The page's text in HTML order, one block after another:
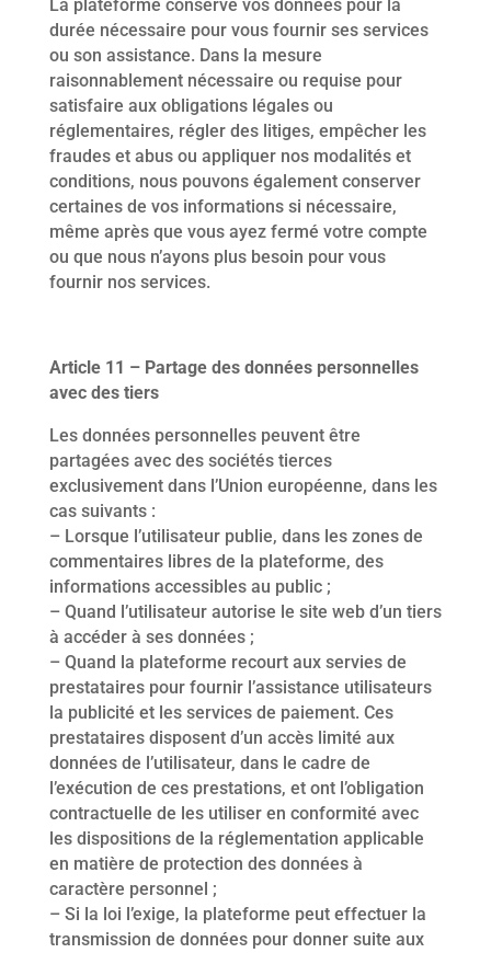
La plateforme conserve vos données pour la
durée nécessaire pour vous fournir ses services
ou son assistance. Dans la mesure
raisonnablement nécessaire ou requise pour
satisfaire aux obligations légales ou
réglementaires, régler des litiges, empêcher les
fraudes et abus ou appliquer nos modalités et
conditions, nous pouvons également conserver
certaines de vos informations si nécessaire,
même après que vous ayez fermé votre compte
ou que nous n’ayons plus besoin pour vous
fournir nos services.
Article 11 – Partage des données personnelles
avec des tiers
Les données personnelles peuvent être
partagées avec des sociétés tierces
exclusivement dans l’Union européenne, dans les
cas suivants :
– Lorsque l’utilisateur publie, dans les zones de
commentaires libres de la plateforme, des
informations accessibles au public ;
– Quand l’utilisateur autorise le site web d’un tiers
à accéder à ses données ;
– Quand la plateforme recourt aux servies de
prestataires pour fournir l’assistance utilisateurs
la publicité et les services de paiement. Ces
prestataires disposent d’un accès limité aux
données de l’utilisateur, dans le cadre de
l’exécution de ces prestations, et ont l’obligation
contractuelle de les utiliser en conformité avec
les dispositions de la réglementation applicable
en matière de protection des données à
caractère personnel ;
– Si la loi l’exige, la plateforme peut effectuer la
transmission de données pour donner suite aux